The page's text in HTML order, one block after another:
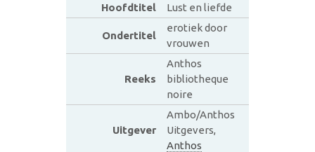
Hoofdtitel Lust en liefde
Ondertitel
erotiek door
vrouwen
Reeks
Anthos
bibliotheque
noire
Uitgever
Ambo/Anthos
Uitgevers,
Anthos